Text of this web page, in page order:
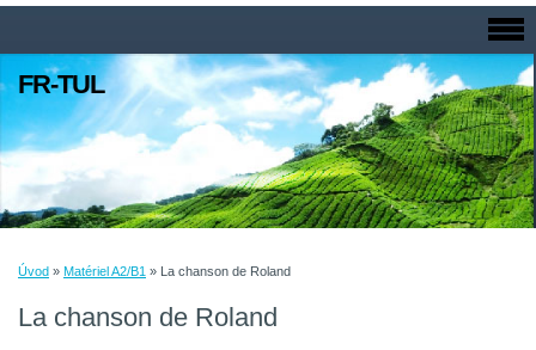
FR-TUL
Úvod » Matériel A2/B1 » La chanson de Roland
La chanson de Roland